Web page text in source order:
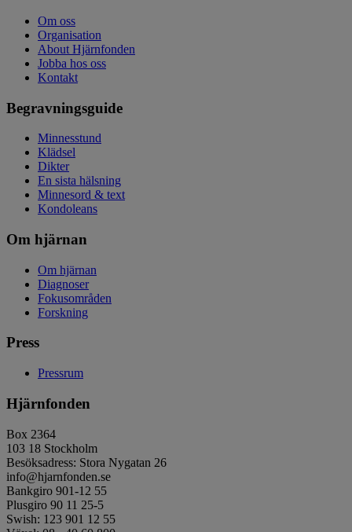
Om oss
Organisation
About Hjärnfonden
Jobba hos oss
Kontakt
Begravningsguide
Minnesstund
Klädsel
Dikter
En sista hälsning
Minnesord & text
Kondoleans
Om hjärnan
Om hjärnan
Diagnoser
Fokusområden
Forskning
Press
Pressrum
Hjärnfonden
Box 2364
103 18 Stockholm
Besöksadress: Stora Nygatan 26
info@hjarnfonden.se
Bankgiro 901-12 55
Plusgiro 90 11 25-5
Swish: 123 901 12 55